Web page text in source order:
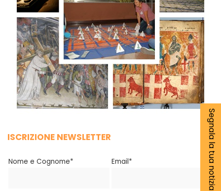
ISCRIZIONE NEWSLETTER
Nome e Cognome* Email* Segnala la tua notizia